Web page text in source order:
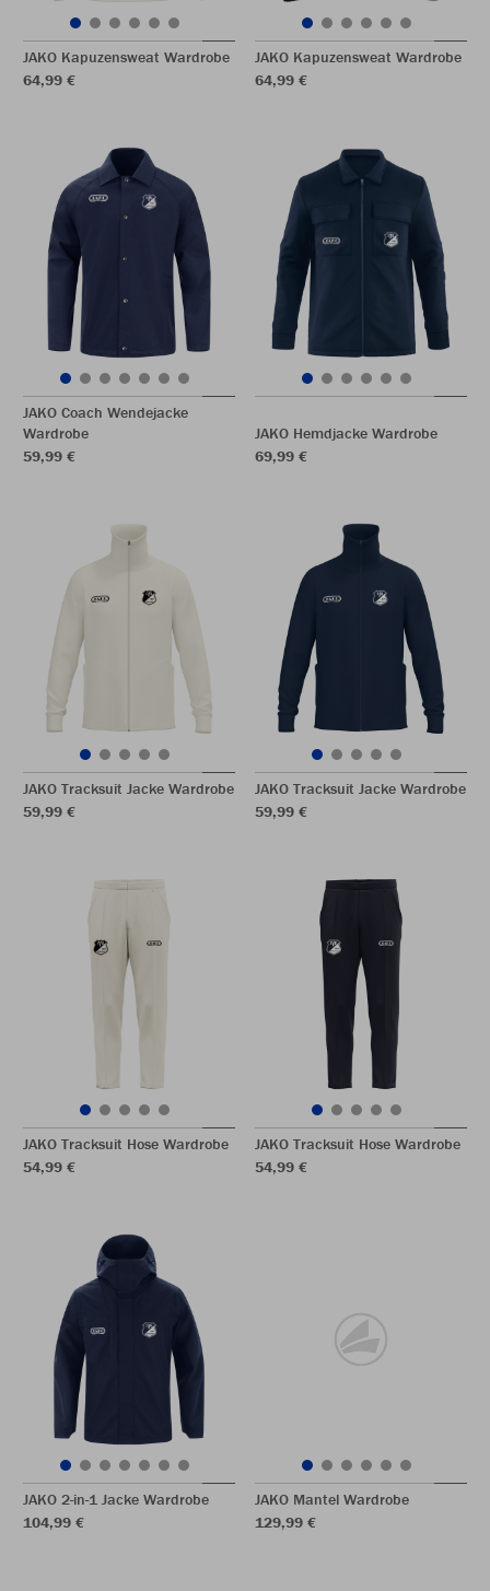
JAKO Kapuzensweat Wardrobe
64,99 €
JAKO Kapuzensweat Wardrobe
64,99 €
JAKO Coach Wendejacke
Wardrobe
59,99 €
JAKO Hemdjacke Wardrobe
69,99 €
JAKO Tracksuit Jacke Wardrobe
59,99 €
JAKO Tracksuit Jacke Wardrobe
59,99 €
JAKO Tracksuit Hose Wardrobe
54,99 €
JAKO Tracksuit Hose Wardrobe
54,99 €
JAKO 2-in-1 Jacke Wardrobe
104,99 €
JAKO Mantel Wardrobe
129,99 €